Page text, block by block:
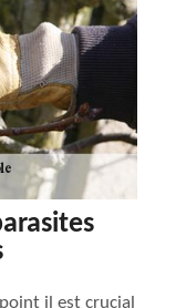
il est crucial